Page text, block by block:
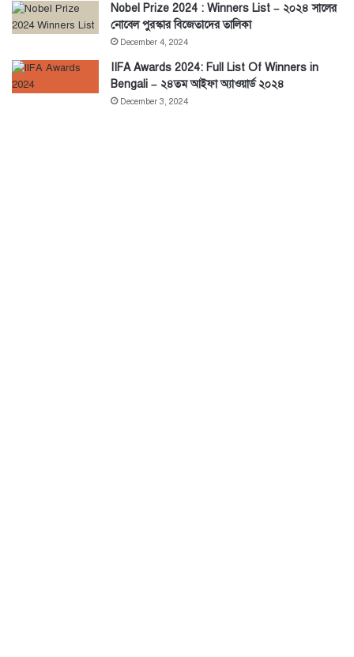
Nobel Prize 2024 : Winners List – ২০২৪ সালের
নোবেল পুরস্কার বিজেতাদের তালিকা
December 4, 2024
IIFA Awards 2024: Full List Of Winners in
Bengali – ২৪তম আইফা অ্যাওয়ার্ড ২০২৪
December 3, 2024